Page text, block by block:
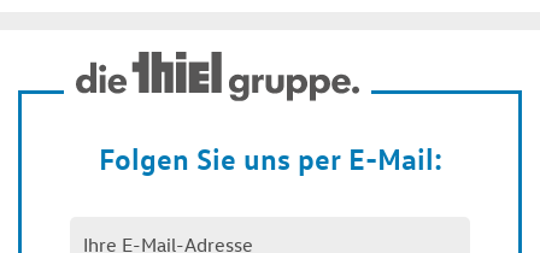
Folgen Sie uns per E-Mail: